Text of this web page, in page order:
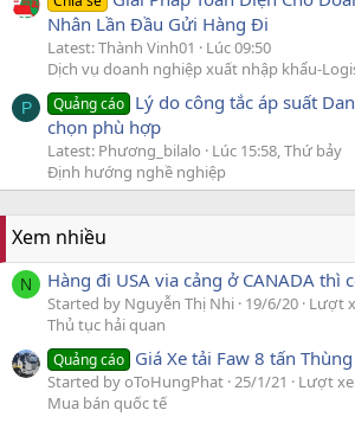
Nhân Lần Đầu Gửi Hàng Đi
Latest: Thành Vinh01
Lúc 09:50
Dịch vụ doanh nghiệp xuất nhập khẩu-
P Quảng cáo Lý do công tắc áp suất
chọn phù hợp
Latest: Phương_bilalo
Lúc 15:58, Thứ bảy
Định hướng nghề nghiệp
Xem nhiều
N Hàng đi USA via cảng ở CANADA thì
Started by Nguyễn Thị Nhi 19/6/20 Lượt
Thủ tục hải quan
Quảng cáo Giá Xe tải Faw 8 tấn
Started by oToHungPhat 25/1/21
Lượt
Mua bán quốc tế